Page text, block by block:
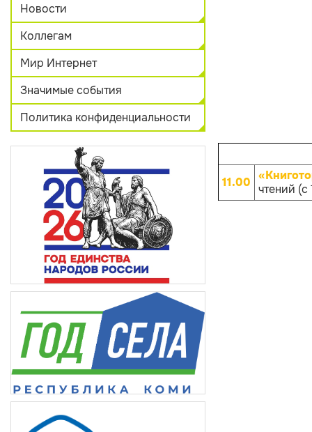
Новости
Коллегам
Мир Интернет
Значимые события
Политика конфиденциальности
11.00 чтений (с